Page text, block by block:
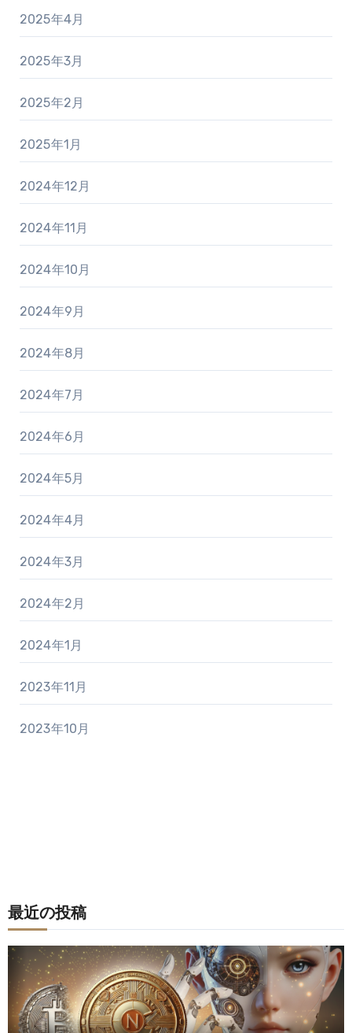
2025年4月
2025年3月
2025年2月
2025年1月
2024年12月
2024年11月
2024年10月
2024年9月
2024年8月
2024年7月
2024年6月
2024年5月
2024年4月
2024年3月
2024年2月
2024年1月
2023年11月
2023年10月
最近の投稿